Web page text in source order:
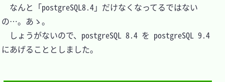
なんと「postgreSQL8.4」だけなくなってるではない
の…。あゝ。
しょうがないので、postgreSQL 8.4 を postgreSQL 9.4
にあげることとしました。